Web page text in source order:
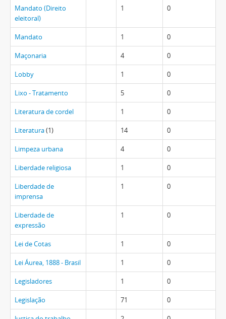
Mandato (Direito
eleitoral)
1 0
Mandato 1 0
Maçonaria 4 0
Lobby 1 0
Lixo - Tratamento 5 0
Literatura de cordel 1 0
Literatura(1) 14 0
Limpeza urbana 4 0
Liberdade religiosa 1 0
Liberdade de
imprensa
1 0
Liberdade de
expressão
1 0
Lei de Cotas 1 0
Lei Áurea, 1888 - Brasil 1 0
Legisladores 1 0
Legislação 71 0